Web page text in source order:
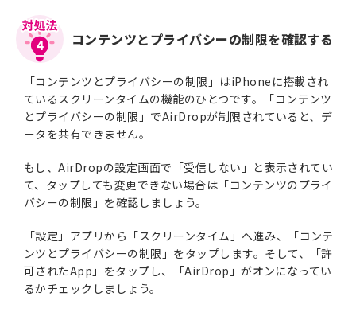
4 コンテンツとプライバシーの制限を確認する
「コンテンツとプライバシーの制限」はiPhoneに搭載され
ているスクリーンタイムの機能のひとつです。「コンテンツ
とプライバシーの制限」でAirDropが制限されていると、デ
ータを共有できません。
もし、AirDropの設定画面で「受信しない」と表示されてい
て、タップしても変更できない場合は「コンテンツのプライ
バシーの制限」を確認しましょう。
「設定」アプリから「スクリーンタイム」へ進み、「コンテ
ンツとプライバシーの制限」をタップします。そして、「許
可されたApp」をタップし、「AirDrop」がオンになってい
るかチェックしましょう。